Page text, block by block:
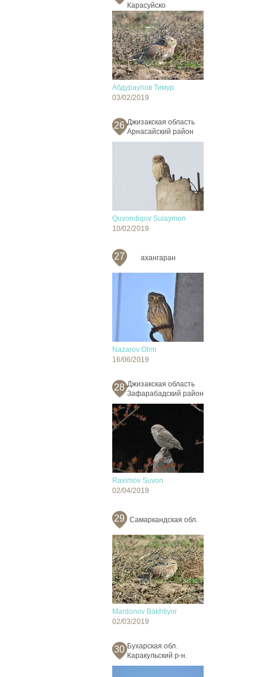
Карасуйско
Абдураупов Тимур
03/02/2019
26 Джизакская область
Арнасайский район
Quvondiqov Sulaymon
10/02/2019
27 ахангаран
Nazarov Olim
16/06/2019
28 Джизакская область
Зафарабадский район
Raximov Suvon
02/04/2019
29 Самаркандская обл.
Mardonov Bakhtiyor
02/03/2019
30 Бухарская обл.
Каракульский р-н.